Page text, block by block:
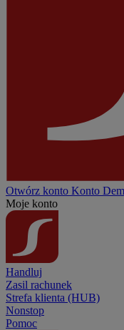
Otwórz konto Konto
Moje konto
Handluj
Zasil rachunek
Strefa klienta (HUB)
Nonstop
Pomoc